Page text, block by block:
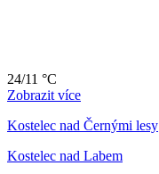
24/11 °C
Zobrazit více
Kostelec nad Černými lesy
Kostelec nad Labem